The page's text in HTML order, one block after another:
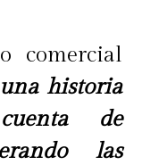
comercial
historia
de
las